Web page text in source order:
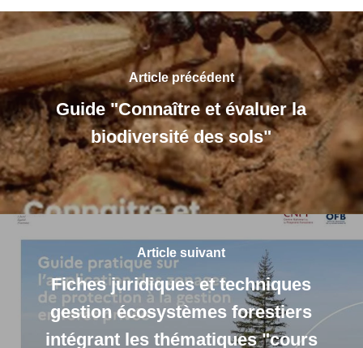
Article précédent
Guide "Connaître et évaluer la
biodiversité des sols"
Article suivant
Fiches juridiques et techniques
gestion écosystèmes forestiers
intégrant les thématiques "cours